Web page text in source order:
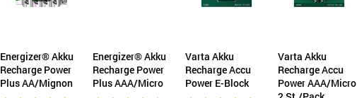
Energizer® Akku
Recharge Power
Plus AA/Mignon
Energizer® Akku
Recharge Power
Plus AAA/Micro
Varta Akku
Recharge Accu
Power E-Block
Varta Akku
Recharge Accu
Power AAA/Micro